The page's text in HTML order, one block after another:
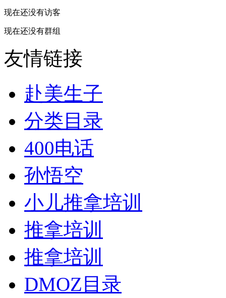
现在还没有访客
现在还没有群组
友情链接
赴美生子
分类目录
400电话
孙悟空
小儿推拿培训
推拿培训
推拿培训
DMOZ目录